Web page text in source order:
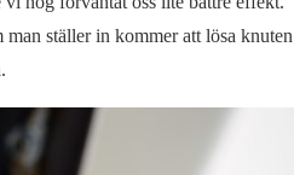
ställer in kommer att lösa knuten